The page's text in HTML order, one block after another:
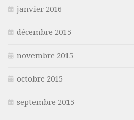
janvier 2016
décembre 2015
novembre 2015
octobre 2015
septembre 2015